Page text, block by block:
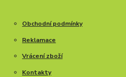
Obchodní podmínky
Reklamace
Vrácení zboží
Kontakty